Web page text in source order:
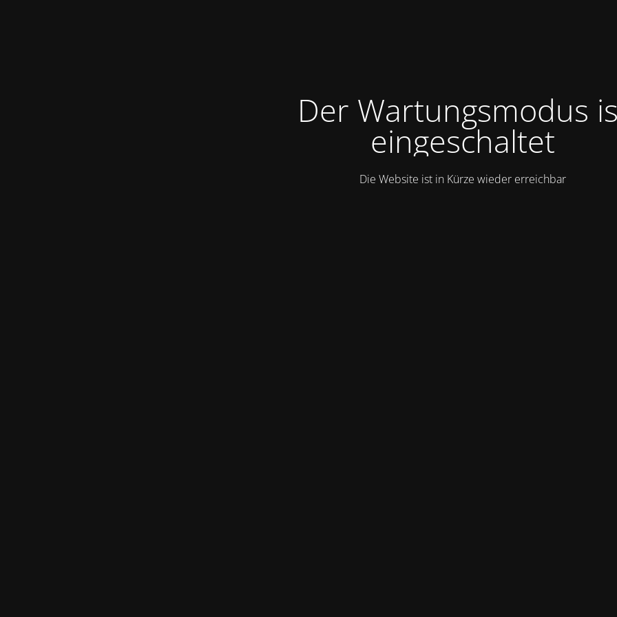
Der Wartungsmodus
eingeschaltet
Die Website ist in Kürze wieder erreichbar